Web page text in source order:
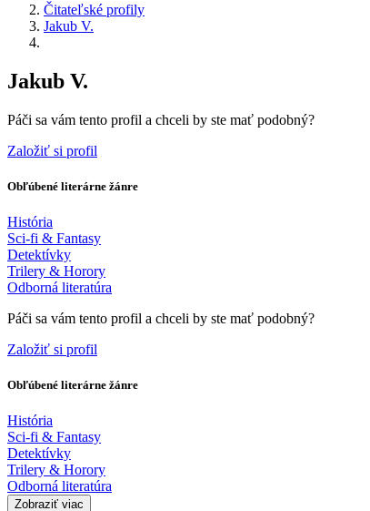
Čitateľské profily
Jakub V.
Jakub V.
Páči sa vám tento profil a chceli by ste mať podobný?
Založiť si profil
Obľúbené literárne žánre
História
Sci-fi & Fantasy
Detektívky
Trilery & Horory
Odborná literatúra
Páči sa vám tento profil a chceli by ste mať podobný?
Založiť si profil
Obľúbené literárne žánre
História
Sci-fi & Fantasy
Detektívky
Trilery & Horory
Odborná literatúra
Zobraziť viac